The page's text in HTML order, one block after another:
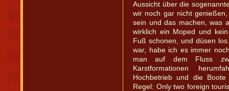
Aussicht über die
wir noch gar nicht
sein und das machen, was
wirklich ein Moped und
Fuß schonen, und düsen
war, habe ich es immer
man auf dem Fluss
Karstformationen
Hochbetrieb und die
Regel: Only two foreign